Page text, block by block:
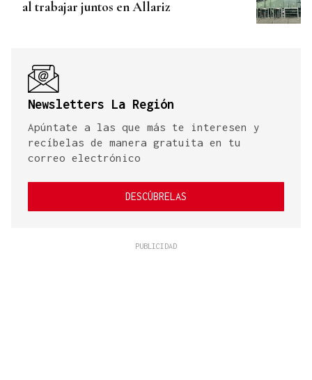
al trabajar juntos en Allariz
Newsletters La Región
Apúntate a las que más te interesen y
recíbelas de manera gratuita en tu
correo electrónico
DESCÚBRELAS